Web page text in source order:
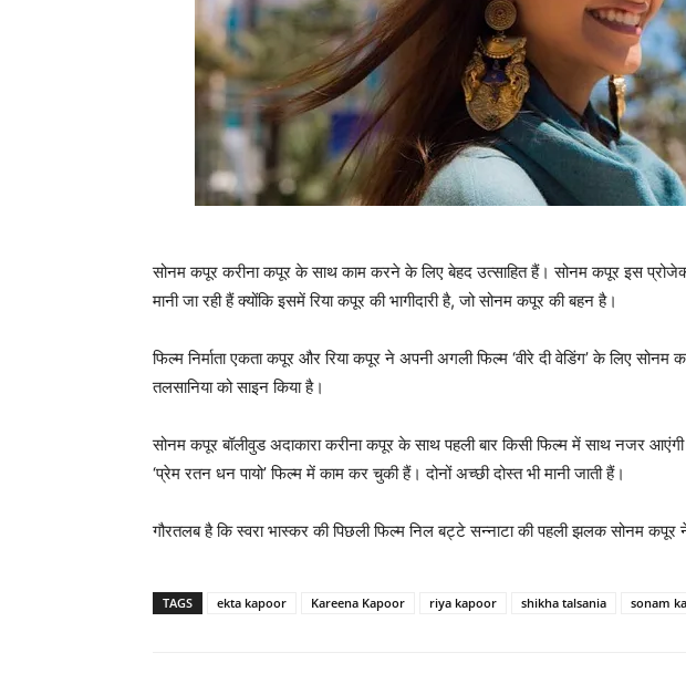
सोनम कपूर करीना कपूर के साथ काम करने के लिए बेहद उत्‍साहित हैं। सोनम कपूर इस
मानी जा रही हैं क्‍योंकि इसमें रिया कपूर की भागीदारी है, जो सोनम कपूर की बहन है।
फिल्म निर्माता एकता कपूर और रिया कपूर ने अपनी अगली फिल्म ‘वीरे दी वेडिंग’ के लिए
तलसानिया को साइन किया है।
सोनम कपूर बॉलीवुड अदाकारा करीना कपूर के साथ पहली बार किसी फिल्म में साथ नजर
‘प्रेम रतन धन पायो’ फिल्म में काम कर चुकी हैं। दोनों अच्‍छी दोस्‍त भी मानी जाती हैं।
गौरतलब है कि स्‍वरा भास्‍कर की पिछली फिल्‍म निल बट्टे सन्‍नाटा की पहली झलक सोनम कपूर
TAGS ekta kapoor Kareena Kapoor riya kapoor shikha talsania sonam